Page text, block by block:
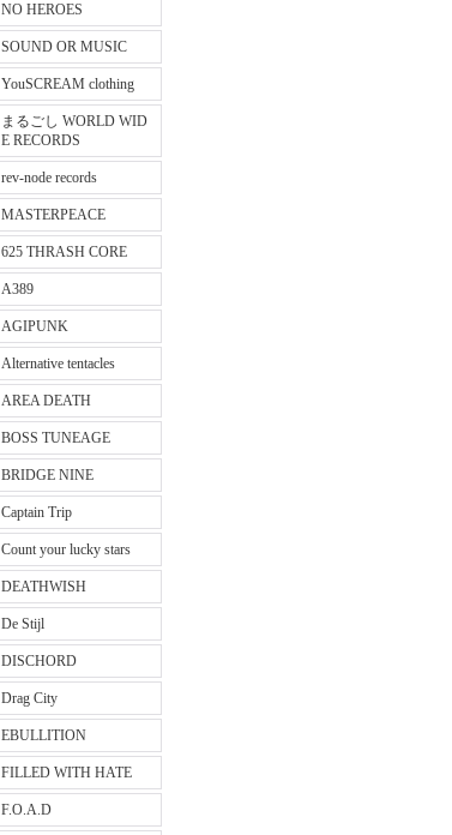
NO HEROES
SOUND OR MUSIC
YouSCREAM clothing
まるごし WORLD WID
E RECORDS
rev-node records
MASTERPEACE
625 THRASH CORE
A389
AGIPUNK
Alternative tentacles
AREA DEATH
BOSS TUNEAGE
BRIDGE NINE
Captain Trip
Count your lucky stars
DEATHWISH
De Stijl
DISCHORD
Drag City
EBULLITION
FILLED WITH HATE
F.O.A.D